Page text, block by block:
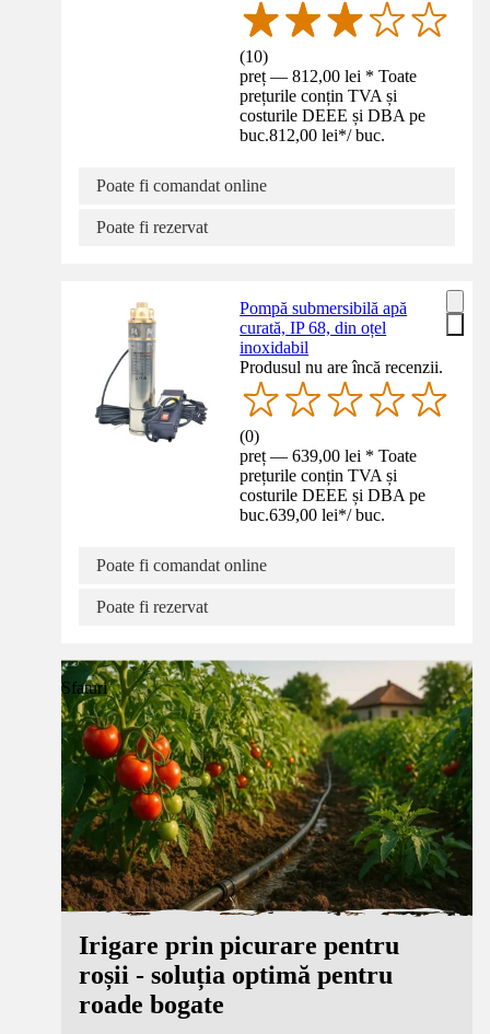
(10)
preț — 812,00 lei * Toate
prețurile conțin TVA și
costurile DEEE și DBA pe
buc.812,00 lei*/ buc.
Poate fi comandat online
Poate fi rezervat
Pompă submersibilă apă
curată, IP 68, din oțel
inoxidabil
Produsul nu are încă recenzii.
(0)
preț — 639,00 lei * Toate
prețurile conțin TVA și
costurile DEEE și DBA pe
buc.639,00 lei*/ buc.
Poate fi comandat online
Poate fi rezervat
Sfaturi
Irigare prin picurare pentru
roșii - soluția optimă pentru
roade bogate